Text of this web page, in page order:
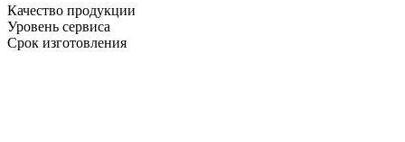
Качество продукции
Уровень сервиса
Срок изготовления